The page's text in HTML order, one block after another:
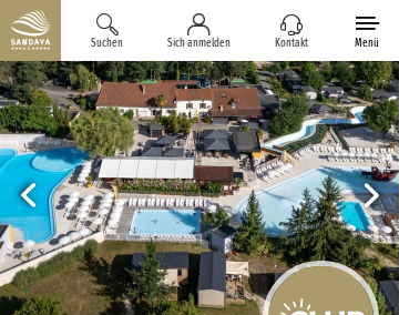
Suchen Sich anmelden Kontakt Menü